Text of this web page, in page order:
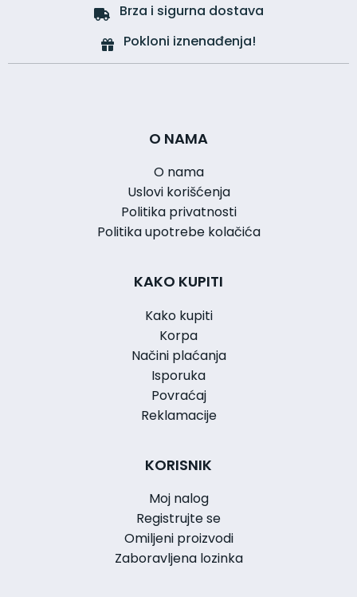
Brza i sigurna dostava
Pokloni iznenađenja!
O NAMA
O nama
Uslovi korišćenja
Politika privatnosti
Politika upotrebe kolačića
KAKO KUPITI
Kako kupiti
Korpa
Načini plaćanja
Isporuka
Povraćaj
Reklamacije
KORISNIK
Moj nalog
Registrujte se
Omiljeni proizvodi
Zaboravljena lozinka